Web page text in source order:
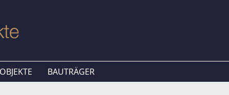
BAUTRÄGER